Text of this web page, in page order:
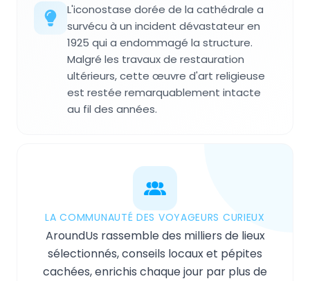
L'iconostase dorée de la cathédrale a
survécu à un incident dévastateur en
1925 qui a endommagé la structure.
Malgré les travaux de restauration
ultérieurs, cette œuvre d'art religieuse
est restée remarquablement intacte
au fil des années.
LA COMMUNAUTÉ DES VOYAGEURS CURIEUX
AroundUs rassemble des milliers de lieux
sélectionnés, conseils locaux et pépites
cachées, enrichis chaque jour par plus de